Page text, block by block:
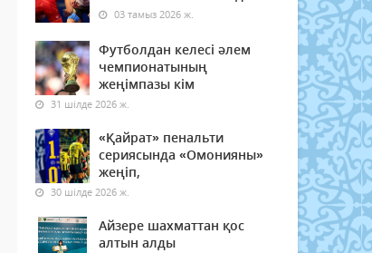
03 тамыз 2026 ж.
Футболдан келесі әлем
чемпионатының
жеңімпазы кім
31 шілде 2026 ж.
«Қайрат» пенальти
сериясында «Омонияны»
жеңіп,
30 шілде 2026 ж.
Айзере шахматтан қос
алтын алды